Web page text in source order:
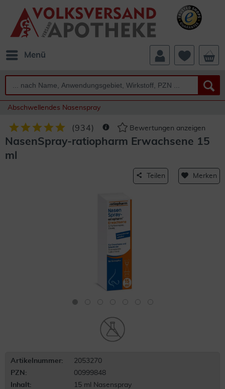
Menü
Abschwellendes Nasenspray
(934) Bewertungen anzeigen
NasenSpray-ratiopharm Erwachsene 15
ml
Teilen Merken
Artikelnummer:
2053270
PZN:
00999848
Inhalt:
15 ml Nasenspray